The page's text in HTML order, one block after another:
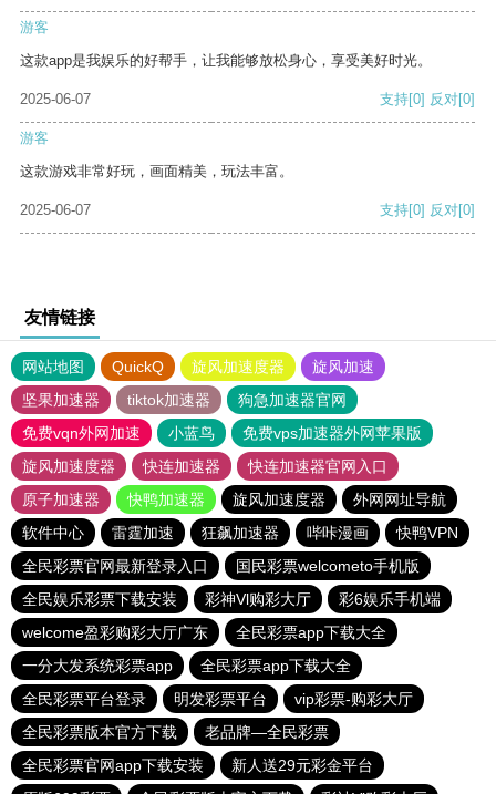
游客
这款app是我娱乐的好帮手，让我能够放松身心，享受美好时光。
2025-06-07 支持[0] 反对[0]
游客
这款游戏非常好玩，画面精美，玩法丰富。
2025-06-07 支持[0] 反对[0]
友情链接
网站地图 QuickQ 旋风加速度器
旋风加速
坚果加速器
tiktok加速器
狗急加速器官网
免费vqn外网加速
小蓝鸟
免费vps加速器外网苹果版
旋风加速度器
快连加速器
快连加速器官网入口
原子加速器
快鸭加速器 旋风加速度器
外网网址导航
软件中心
雷霆加速 狂飙加速器 哔咔漫画
快鸭VPN
全民彩票官网最新登录入口
国民彩票welcometo手机版
全民娱乐彩票下载安装
彩神Vl购彩大厅
彩6娱乐手机端
welcome盈彩购彩大厅广东
全民彩票app下载大全
一分大发系统彩票app
全民彩票app下载大全
全民彩票平台登录
明发彩票平台
vip彩票-购彩大厅
全民彩票版本官方下载
老品牌—全民彩票
全民彩票官网app下载安装
新人送29元彩金平台